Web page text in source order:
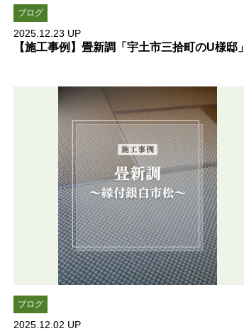
ブログ
2025.12.23 UP
【施工事例】畳新調「宇土市三拾町のU様邸」
ブログ
2025.12.02 UP